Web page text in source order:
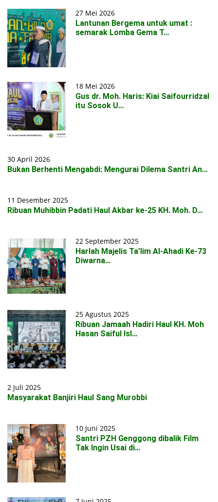
27 Mei 2026
Lantunan Bergema untuk umat :
semarak Lomba Gema T…
18 Mei 2026
Gus dr. Moh. Haris: Kiai Saifourridzal
itu Sosok U…
30 April 2026
Bukan Berhenti Mengabdi: Mengurai Dilema Santri An…
11 Desember 2025
Ribuan Muhibbin Padati Haul Akbar ke-25 KH. Moh. D…
22 September 2025
Harlah Majelis Ta’lim Al-Ahadi Ke-73
Diwarna…
25 Agustus 2025
Ribuan Jamaah Hadiri Haul KH. Moh
Hasan Saiful Isl…
2 Juli 2025
Masyarakat Banjiri Haul Sang Murobbi
10 Juni 2025
Santri PZH Genggong dibalik Film
Tak Ingin Usai di…